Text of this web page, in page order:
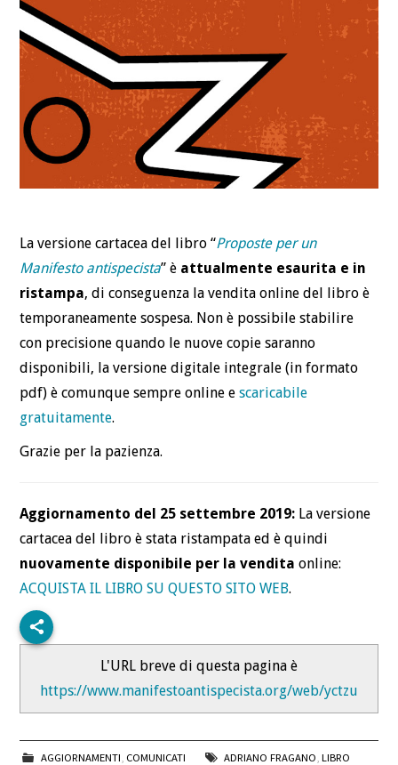
La versione cartacea del libro “Proposte per un
Manifesto antispecista” è attualmente esaurita e in
ristampa, di conseguenza la vendita online del libro è
temporaneamente sospesa. Non è possibile stabilire
con precisione quando le nuove copie saranno
disponibili, la versione digitale integrale (in formato
pdf) è comunque sempre online escaricabile
gratuitamente.
Grazie per la pazienza.
Aggiornamento del 25 settembre 2019: La versione
cartacea del libro è stata ristampata ed è quindi
nuovamente disponibile per la vendita online:
ACQUISTA IL LIBRO SU QUESTO SITO WEB.
L'URL breve di questa pagina è
https://www.manifestoantispecista.org/web/yctzu
AGGIORNAMENTI COMUNICATI ADRIANO FRAGANO LIBRO